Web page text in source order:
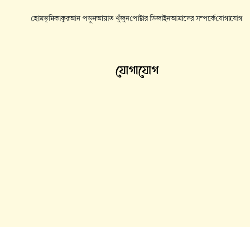
হোমভূমিকাকুরআন পড়ুনআয়াত খুঁজুনপোষ্টার ডিজাইনআমাদের সম্পর্কেযোগাযোগ
যোগাযোগ